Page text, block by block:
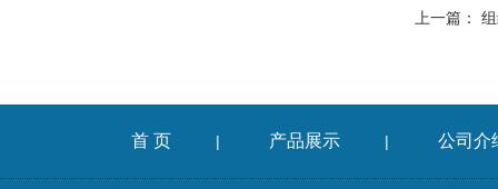
上一篇：
首 页 | 产品展示 | 公司介